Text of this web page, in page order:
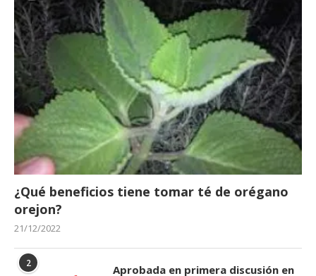
¿Qué beneficios tiene tomar té de orégano
orejon?
21/12/2022
2 Aprobada en primera discusión en